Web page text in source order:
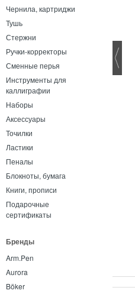
Чернила, картриджи
Тушь
Стержни
Ручки-корректоры
Сменные перья
Инструменты для
каллиграфии
Наборы
Аксессуары
Точилки
Ластики
Пеналы
Блокноты, бумага
Книги, прописи
Подарочные
сертификаты
Бренды
Arm.Pen
Aurora
Böker